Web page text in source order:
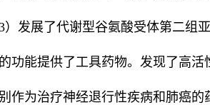
）发展了代谢型谷氨酸受体第二组
功能提供了工具药物。发现了高
作为治疗神经退行性疾病和肺癌